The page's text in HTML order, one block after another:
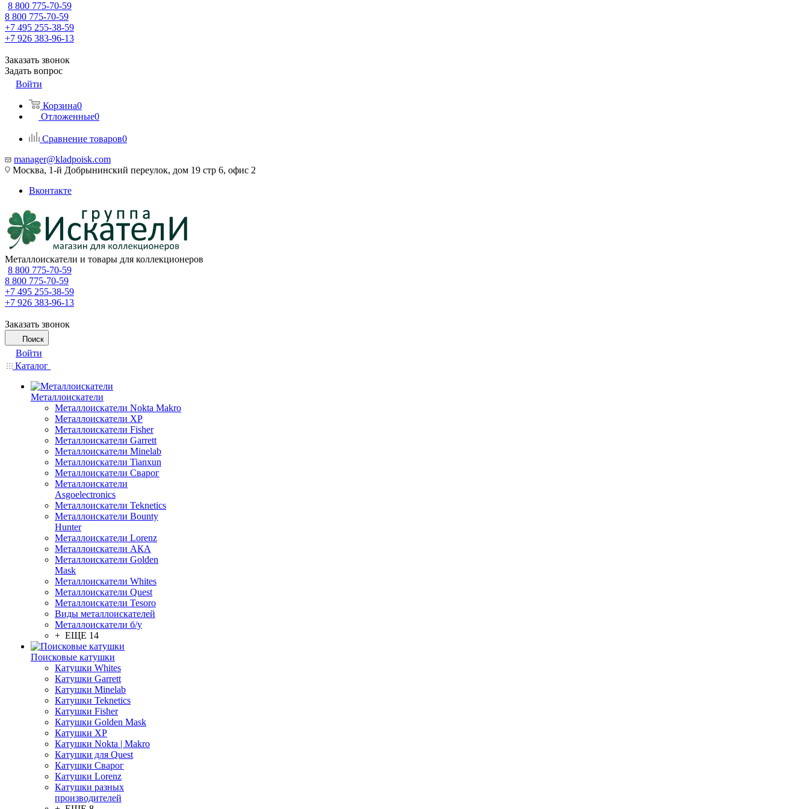
8 800 775-70-59
8 800 775-70-59
+7 495 255-38-59
+7 926 383-96-13
Заказать звонок
Задать вопрос
Войти
Корзина0
Отложенные0
Сравнение товаров0
manager@kladpoisk.com
Москва, 1-й Добрынинский переулок, дом 19 стр 6, офис 2
Вконтакте
Металлоискатели и товары для коллекционеров
8 800 775-70-59
8 800 775-70-59
+7 495 255-38-59
+7 926 383-96-13
Заказать звонок
Поиск
Войти
Каталог
Металлоискатели
Металлоискатели Nokta Makro
Металлоискатели XP
Металлоискатели Fisher
Металлоискатели Garrett
Металлоискатели Minelab
Металлоискатели Tianxun
Металлоискатели Сварог
Металлоискатели
Asgoelectronics
Металлоискатели Teknetics
Металлоискатели Bounty
Hunter
Металлоискатели Lorenz
Металлоискатели АКА
Металлоискатели Golden
Mask
Металлоискатели Whites
Металлоискатели Quest
Металлоискатели Tesoro
Виды металлоискателей
Металлоискатели б/у
+ ЕЩЕ 14
Поисковые катушки
Катушки Whites
Катушки Garrett
Катушки Minelab
Катушки Teknetics
Катушки Fisher
Катушки Golden Mask
Катушки XP
Катушки Nokta | Makro
Катушки для Quest
Катушки Сварог
Катушки Lorenz
Катушки разных
производителей